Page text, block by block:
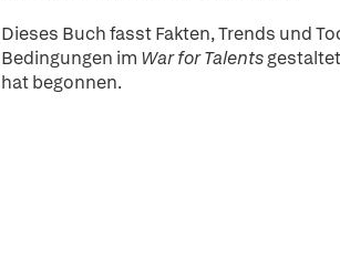
Dieses Buch fasst Fakten, Trends und
Bedingungen im War for Talents
hat begonnen.